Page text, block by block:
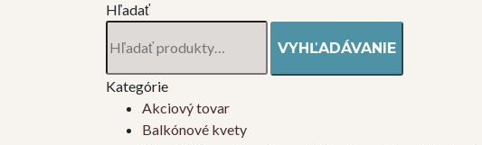
Hľadať
VYHĽADÁVANIE
Kategórie
Akciový tovar
Balkónové kvety